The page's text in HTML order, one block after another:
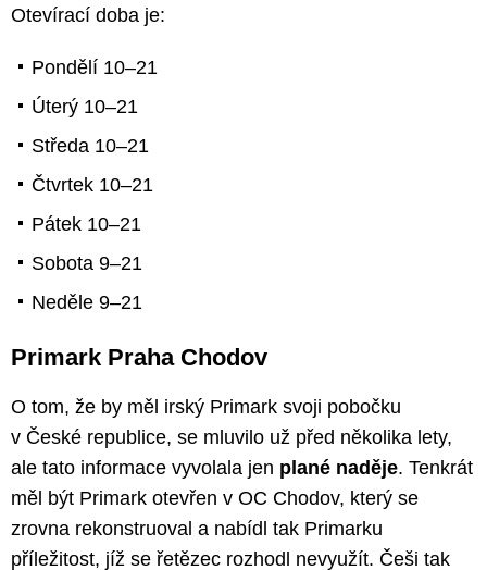
Otevírací doba je:
Pondělí 10–21
Úterý 10–21
Středa 10–21
Čtvrtek 10–21
Pátek 10–21
Sobota 9–21
Neděle 9–21
Primark Praha Chodov
O tom, že by měl irský Primark svoji pobočku
v České republice, se mluvilo už před několika lety,
ale tato informace vyvolala jen plané naděje. Tenkrát
měl být Primark otevřen v OC Chodov, který se
zrovna rekonstruoval a nabídl tak Primarku
příležitost, jíž se řetězec rozhodl nevyužít. Češi tak